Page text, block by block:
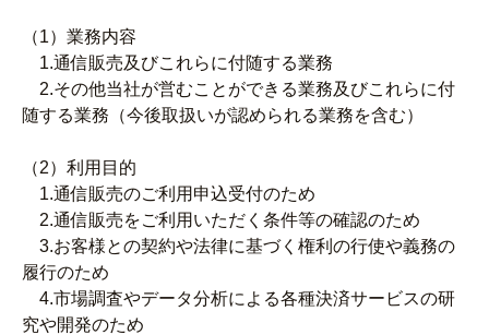
（1）業務内容
1.通信販売及びこれらに付随する業務
2.その他当社が営むことができる業務及びこれらに付
随する業務（今後取扱いが認められる業務を含む）
（2）利用目的
1.通信販売のご利用申込受付のため
2.通信販売をご利用いただく条件等の確認のため
3.お客様との契約や法律に基づく権利の行使や義務の
履行のため
4.市場調査やデータ分析による各種決済サービスの研
究や開発のため